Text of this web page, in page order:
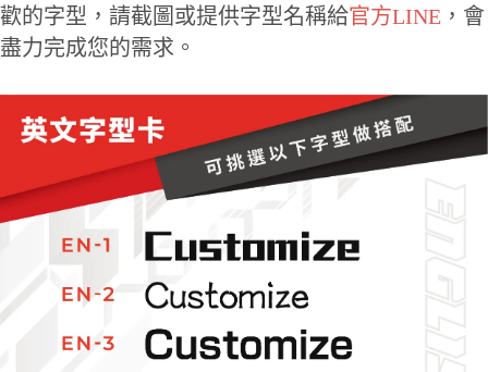
歡的字型，請截圖或提供字型名稱給官方LINE ，會
盡力完成您的需求。